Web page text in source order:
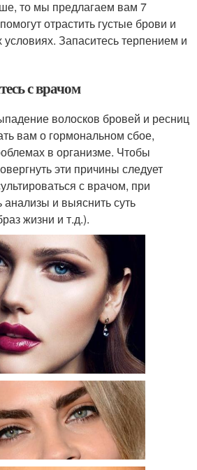
то мы предлагаем вам 7
отрастить густые брови и
Запаситесь терпением и
с врачом
волосков бровей и ресниц
вам о гормональном сбое,
в организме. Чтобы
эти причины следует
с врачом, при
анализы и выяснить суть
жизни и т.д.).